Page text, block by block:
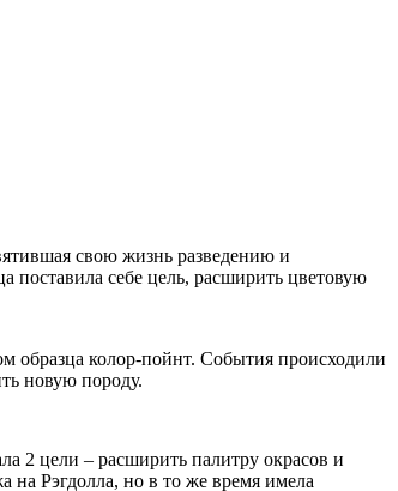
свою жизнь разведению и
себе цель, расширить цветовую
образца колор-пойнт. События происходили
новую породу.
2 цели – расширить палитру окрасов и
на Рэгдолла, но в то же время имела